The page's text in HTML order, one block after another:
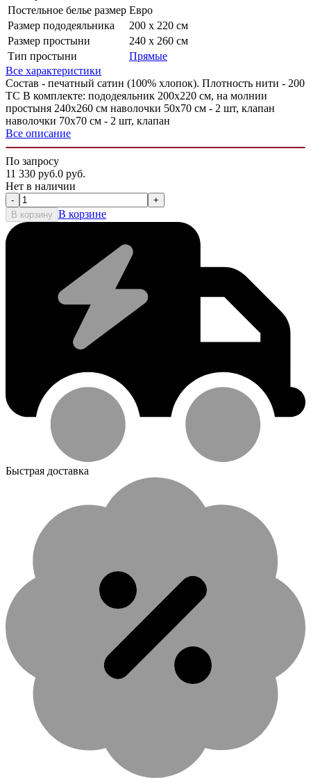
Постельное белье размер Евро
Размер пододеяльника
200 х 220 см
Размер простыни
240 х 260 см
Тип простыни
Прямые
Все характеристики
Состав - печатный сатин (100% хлопок). Плотность нити - 200
ТС В комплекте: пододеяльник 200х220 см, на молнии
простыня 240х260 см наволочки 50х70 см - 2 шт, клапан
наволочки 70х70 см - 2 шт, клапан
Все описание
По запросу
11 330 руб.0 руб.
Нет в наличии
-
+
В корзину В корзине
Быстрая доставка